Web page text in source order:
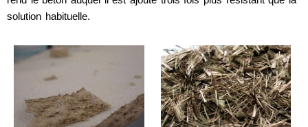
solution habituelle.